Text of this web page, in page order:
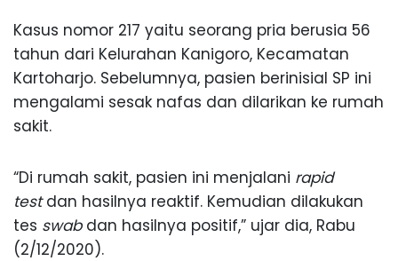
Kasus nomor 217 yaitu seorang pria berusia 56
tahun dari Kelurahan Kanigoro, Kecamatan
Kartoharjo. Sebelumnya, pasien berinisial SP ini
mengalami sesak nafas dan dilarikan ke rumah
sakit.
“Di rumah sakit, pasien ini menjalani rapid
testdan hasilnya reaktif. Kemudian dilakukan
tes swabdan hasilnya positif,” ujar dia, Rabu
(2/12/2020).